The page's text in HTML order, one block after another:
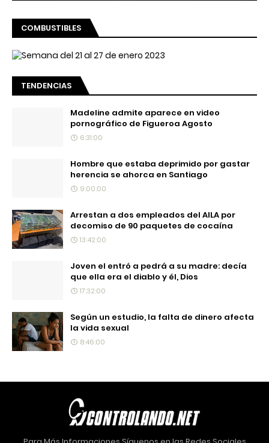
COMBUSTIBLES
TENDENCIAS
Madeline admite aparece en video
pornográfico de Figueroa Agosto
6:31:00
Hombre que estaba deprimido por gastar
herencia se ahorca en Santiago
9:00:00
Arrestan a dos empleados del AILA por
decomiso de 90 paquetes de cocaína
13:42:00
Joven el entró a pedrá a su madre: decía
que ella era el diablo y él, Dios
17:32:00
Según un estudio, la falta de dinero afecta
la vida sexual
8:46:00